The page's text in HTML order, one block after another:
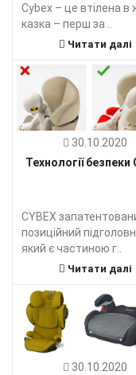
Cybex – це втілена в
казка – перш за ..
Читати далі
30.10.2020
Технології безпеки
CYBEX
позиційний
який є частиною г..
Читати далі
30.10.2020